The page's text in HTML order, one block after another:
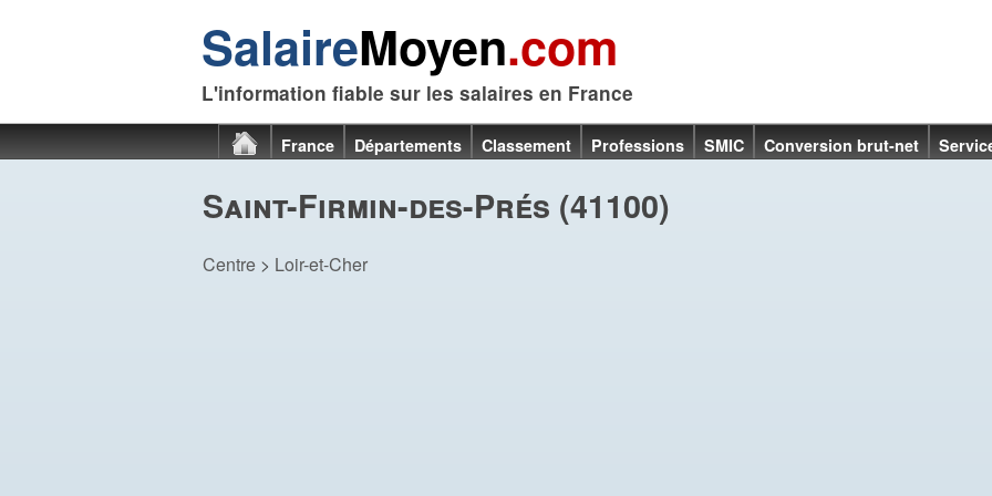
SalaireMoyen.com
L'information fiable sur les salaires en France
France Départements Classement Professions SMIC Conversion brut-net
Saint-Firmin-des-Prés (41100)
Centre > Loir-et-Cher